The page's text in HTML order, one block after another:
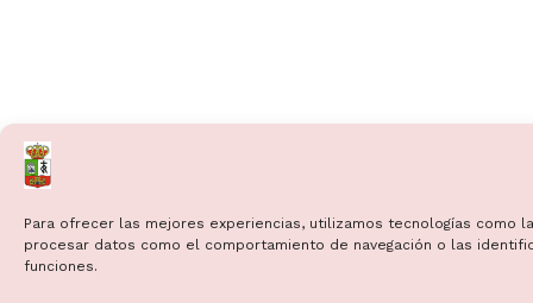
Para ofrecer las mejores experiencias, utilizamos tecnologías
procesar datos como el comportamiento de navegación o las
funciones.